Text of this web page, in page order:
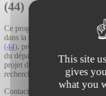
This site
gives
what you
(44)
Ce programme de terrains à
dans la sélection globale de
(44), proposée par Acanthe.
du département est accessible
projet de construction selon les
recherchée.
Contacter Acanthe